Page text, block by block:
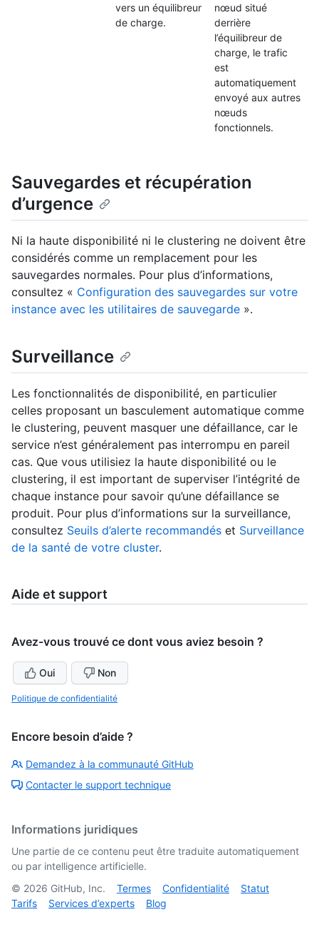
vers un équilibreur
de charge.
nœud situé
derrière
l’équilibreur de
charge, le trafic
est
automatiquement
envoyé aux autres
nœuds
fonctionnels.
Sauvegardes et récupération
d’urgence
Ni la haute disponibilité ni le clustering ne doivent être
considérés comme un remplacement pour les
sauvegardes normales. Pour plus d’informations,
consultez « Configuration des sauvegardes sur votre
instance avec les utilitaires de sauvegarde ».
Surveillance
Les fonctionnalités de disponibilité, en particulier
celles proposant un basculement automatique comme
le clustering, peuvent masquer une défaillance, car le
service n’est généralement pas interrompu en pareil
cas. Que vous utilisiez la haute disponibilité ou le
clustering, il est important de superviser l’intégrité de
chaque instance pour savoir qu’une défaillance se
produit. Pour plus d’informations sur la surveillance,
consultez Seuils d’alerte recommandés et Surveillance
de la santé de votre cluster.
Aide et support
Avez-vous trouvé ce dont vous aviez besoin ?
Oui Non
Politique de confidentialité
Encore besoin d’aide ?
Demandez à la communauté GitHub
Contacter le support technique
Informations juridiques
Une partie de ce contenu peut être traduite automatiquement
ou par intelligence artificielle.
© 2026 GitHub, Inc. Termes Confidentialité
Statut
Tarifs
Services d’experts Blog